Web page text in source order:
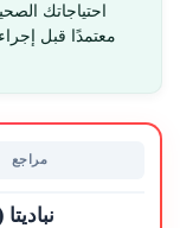
احتياجاتك
معتمدًا قبل
مراجع